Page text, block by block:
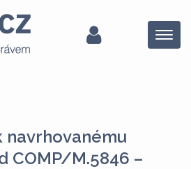
Menu
navrhovanému
COMP/M.5846 –